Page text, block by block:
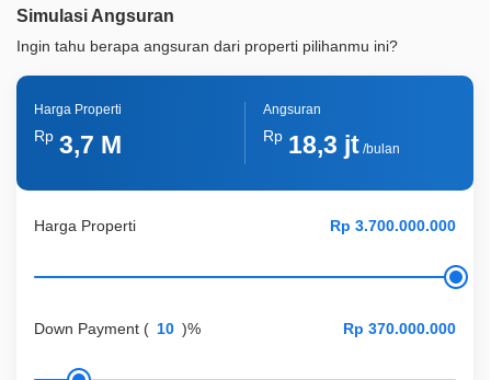
Simulasi Angsuran
Ingin tahu berapa angsuran dari properti pilihanmu ini?
Harga Properti
Down Payment ( )%
Harga Properti
Rp 3,7 M
Angsuran
Rp 18,3 jt/bulan